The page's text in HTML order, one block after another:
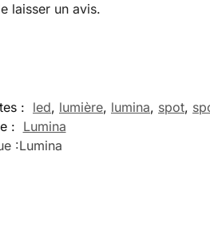
laisser un avis.
: led, lumière, lumina, spot,
: Lumina
:Lumina